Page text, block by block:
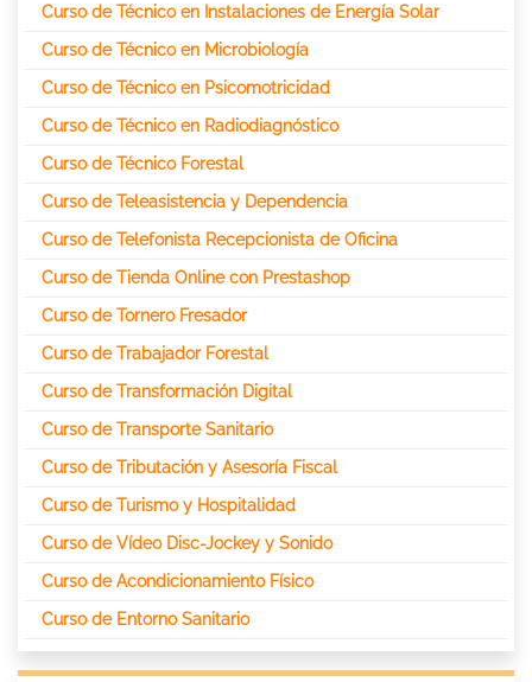
Curso de Técnico en Instalaciones de Energía Solar
Curso de Técnico en Microbiología
Curso de Técnico en Psicomotricidad
Curso de Técnico en Radiodiagnóstico
Curso de Técnico Forestal
Curso de Teleasistencia y Dependencia
Curso de Telefonista Recepcionista de Oficina
Curso de Tienda Online con Prestashop
Curso de Tornero Fresador
Curso de Trabajador Forestal
Curso de Transformación Digital
Curso de Transporte Sanitario
Curso de Tributación y Asesoría Fiscal
Curso de Turismo y Hospitalidad
Curso de Vídeo Disc-Jockey y Sonido
Curso de Acondicionamiento Físico
Curso de Entorno Sanitario